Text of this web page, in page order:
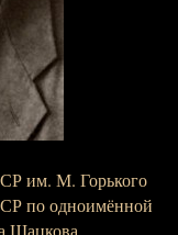
им. М. Горького
по одноимённой
Шацкова,